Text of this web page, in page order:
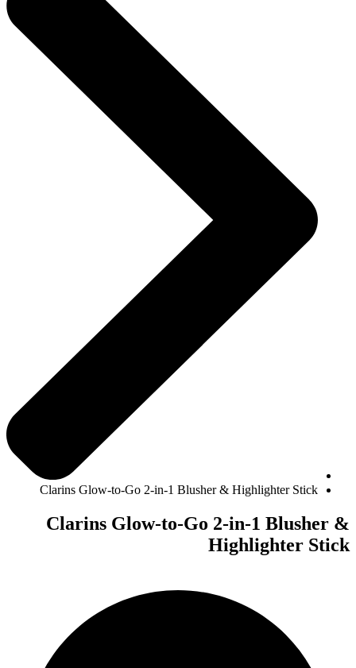
Clarins Glow-to-Go 2-in-1 Blusher & Highlighter Stick
Clarins Glow-to-Go 2-in-1 Blusher &
Highlighter Stick